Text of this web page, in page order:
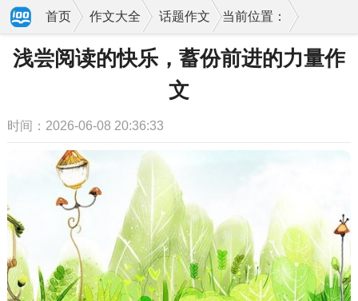
当前位置：
首页 作文大全 话题作文
浅尝阅读的快乐，蓄份前进的力量作
文
时间：2026-06-08 20:36:33